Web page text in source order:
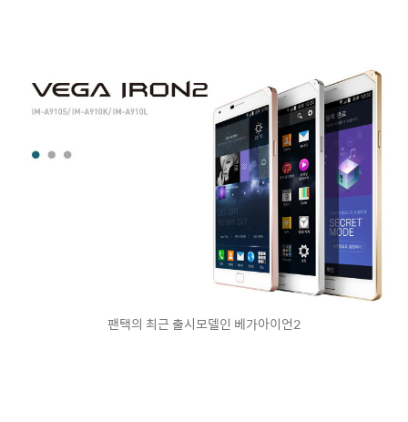
팬택의 최근 출시모델인 베가아이언2